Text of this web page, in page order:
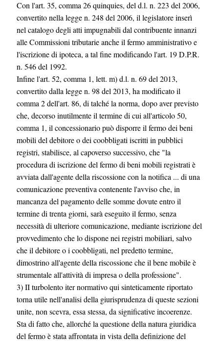
Con l'art. 35, comma 26 quinquies, del d.l. n. 223 del 2006,
convertito nella legge n. 248 del 2006, il legislatore inserì
nel catalogo degli atti impugnabili dal contribuente innanzi
alle Commissioni tributarie anche il fermo amministrativo e
l'iscrizione di ipoteca, a tal fine modificando l'art. 19 D.P.R.
n. 546 del 1992.
Infine l'art. 52, comma 1, lett. m) d.l. n. 69 del 2013,
convertito dalla legge n. 98 del 2013, ha modificato il
comma 2 dell'art. 86, di talché la norma, dopo aver previsto
che, decorso inutilmente il termine di cui all'articolo 50,
comma 1, il concessionario può disporre il fermo dei beni
mobili del debitore o dei coobbligati iscritti in pubblici
registri, stabilisce, al capoverso successivo, che "la
procedura di iscrizione del fermo di beni mobili registrati è
avviata dall'agente della riscossione con la notifica ... di una
comunicazione preventiva contenente l'avviso che, in
mancanza del pagamento delle somme dovute entro il
termine di trenta giorni, sarà eseguito il fermo, senza
necessità di ulteriore comunicazione, mediante iscrizione del
provvedimento che lo dispone nei registri mobiliari, salvo
che il debitore o i coobbligati, nel predetto termine,
dimostrino all'agente della riscossione che il bene mobile è
strumentale all'attività di impresa o della professione".
3) II turbolento iter normativo qui sinteticamente riportato
torna utile nell'analisi della giurisprudenza di queste sezioni
unite, non scevra, essa stessa, da significative incoerenze.
Sta di fatto che, allorché la questione della natura giuridica
del fermo è stata affrontata in vista della definizione del